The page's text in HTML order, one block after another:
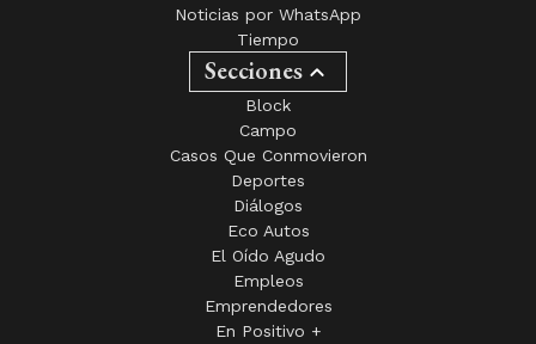
Noticias por WhatsApp
Tiempo
Secciones
Block
Campo
Casos Que Conmovieron
Deportes
Diálogos
Eco Autos
El Oído Agudo
Empleos
Emprendedores
En Positivo +